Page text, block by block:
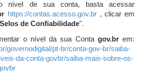
nível de sua conta, basta acessar
https://contas.acesso.gov.br, clicar em
Selos de Confiabilidade".
o nível da sua Conta gov.brem:
governodigital/pt-br/conta-gov-br/saiba-
da-conta-govbr/saiba-mais-sobre-os-